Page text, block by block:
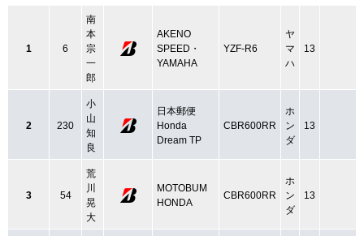
1 6
南
本
宗
一
郎
AKENO
SPEED・
YAMAHA
YZF-R6
ヤ
マ
ハ
13
2 230
小
山
知
良
日本郵便
Honda
Dream TP
CBR600RR
ホ
ン
ダ
13
3 54
荒
川
晃
大
MOTOBUM
HONDA
CBR600RR
ホ
ン
ダ
13